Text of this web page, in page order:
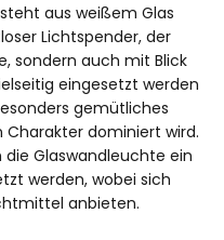
aus weißem Glas
Lichtspender, der
sondern auch mit Blick
eingesetzt werden
gemütliches
dominiert wird.
die Glaswandleuchte ein
werden, wobei sich
anbieten.